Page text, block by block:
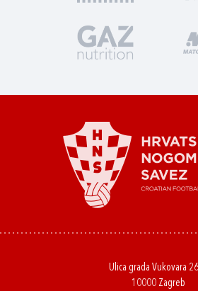
Ulica grada Vukovara
10000 Zagreb